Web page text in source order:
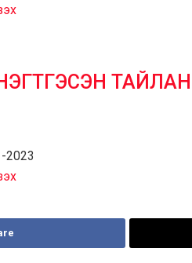
ТАЙЛАН
2023